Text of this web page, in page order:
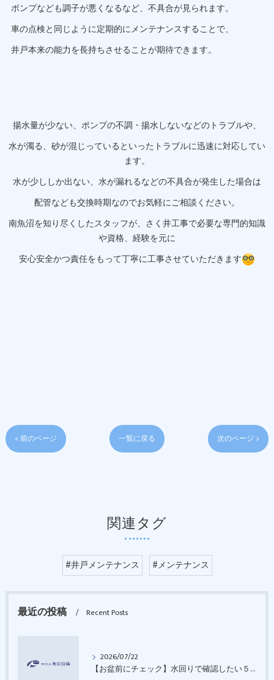
ポンプなども調子が悪くなるなど、不具合が見られます。
車の点検と同じように定期的にメンテナンスすることで、
井戸本来の能力を長持ちさせることが期待できます。
揚水量が少ない、ポンプの不調・揚水しないなどのトラブルや、
水が濁る、砂が混じっているといったトラブルに迅速に対応してい
ます。
水が少ししか出ない、水が漏れるなどの不具合が発生した場合は
配管なども交換時期なのでお気軽にご相談ください。
南魚沼を知り尽くしたスタッフが、さく井工事で必要な専門的知識
や資格、経験を元に
安心安全かつ責任をもって丁寧に工事させていただきます
< 前のページ 一覧に戻る 次のページ >
関連タグ
#井戸メンテナンス #メンテナンス
最近の投稿 Recent Posts
2026/07/22
【お盆前にチェック】水回りで確認したい５つのポイント｜南魚沼市（株）角田設備